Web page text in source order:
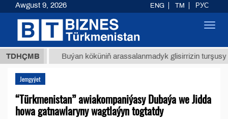
TDHÇMBBuýan köküniň arassalanmadyk glisirrizin turşusy (t.)
Jemgyýet
“Türkmenistan” awiakompaniýasy Dubaýa we Jidda
howa gatnawlaryny wagtlaýyn togtatdy
Awgust 9, 2026 ENG TM РУС